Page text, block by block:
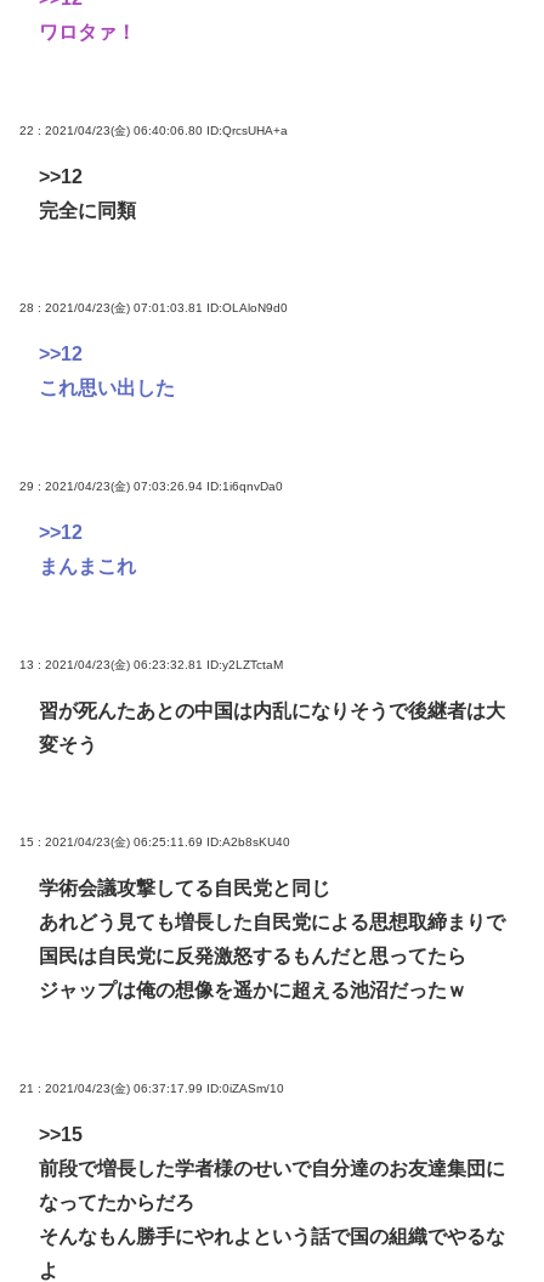
ワロタァ！
22 : 2021/04/23(金) 06:40:06.80 ID:QrcsUHA+a
>>12
完全に同類
28 : 2021/04/23(金) 07:01:03.81 ID:OLAloN9d0
>>12
これ思い出した
29 : 2021/04/23(金) 07:03:26.94 ID:1i6qnvDa0
>>12
まんまこれ
13 : 2021/04/23(金) 06:23:32.81 ID:y2LZTctaM
習が死んたあとの中国は内乱になりそうで後継者は大
変そう
15 : 2021/04/23(金) 06:25:11.69 ID:A2b8sKU40
学術会議攻撃してる自民党と同じ
あれどう見ても増長した自民党による思想取締まりで
国民は自民党に反発激怒するもんだと思ってたら
ジャップは俺の想像を遥かに超える池沼だったｗ
21 : 2021/04/23(金) 06:37:17.99 ID:0iZASm/10
>>15
前段で増長した学者様のせいで自分達のお友達集団に
なってたからだろ
そんなもん勝手にやれよという話で国の組織でやるな
よ